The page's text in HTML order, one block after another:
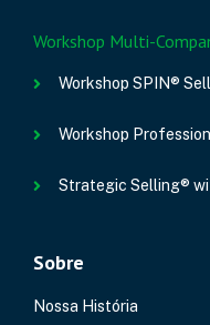
Workshop Multi-
Workshop SPIN®
Workshop
Strategic Selling®
Sobre
Nossa História